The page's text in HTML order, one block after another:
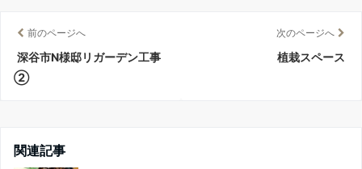
前のページへ
深谷市N様邸リガーデン工事
②
次のページへ
植栽スペース
関連記事